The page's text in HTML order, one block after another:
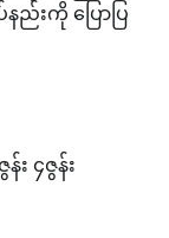
းကို ပြောပြ
း ၄ဇွန်း